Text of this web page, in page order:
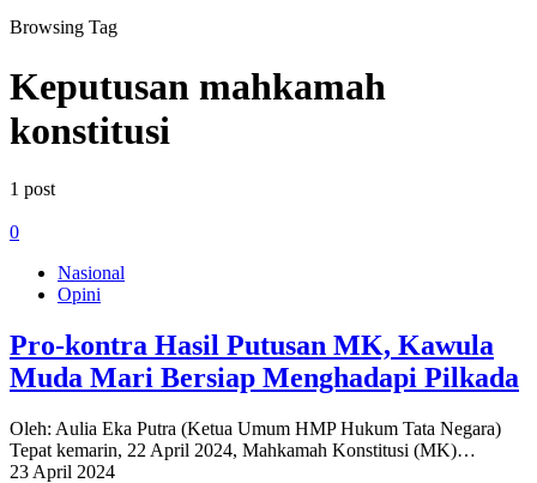
Browsing Tag
Keputusan mahkamah
konstitusi
1 post
0
Nasional
Opini
Pro-kontra Hasil Putusan MK, Kawula
Muda Mari Bersiap Menghadapi Pilkada
Oleh: Aulia Eka Putra (Ketua Umum HMP Hukum Tata Negara)
Tepat kemarin, 22 April 2024, Mahkamah Konstitusi (MK)…
23 April 2024